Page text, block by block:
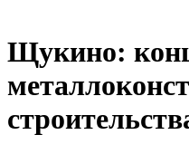
Щукино: